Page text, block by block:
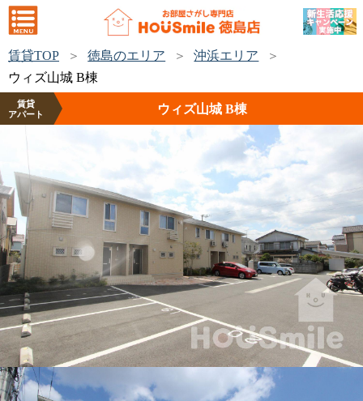
賃貸TOP 徳島のエリア
沖浜エリア
ウィズ山城 B棟
賃貸
アパート
ウィズ山城 B棟